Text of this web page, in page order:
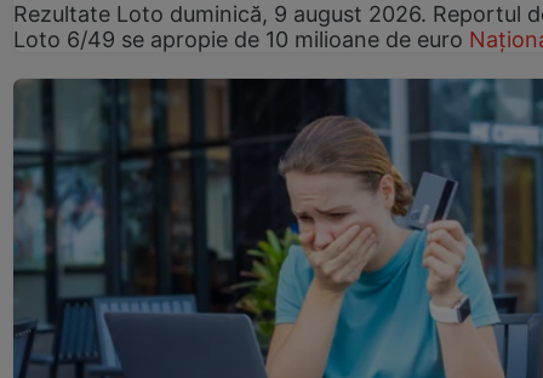
Rezultate Loto duminică, 9 august 2026. Reportul
Loto 6/49 se apropie de 10 milioane de euro